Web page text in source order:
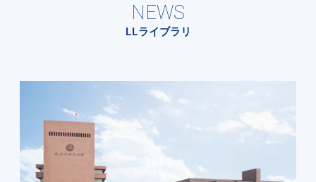
NEWS
LLライブラリ